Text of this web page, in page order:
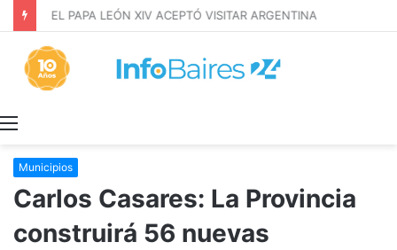
EL PAPA LEÓN XIV ACEPTÓ VISITAR ARGENTINA
Municipios
Carlos Casares: La Provincia
construirá 56 nuevas